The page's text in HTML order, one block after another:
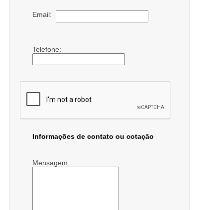
Email:
Telefone:
Informações de contato ou cotação
Mensagem: